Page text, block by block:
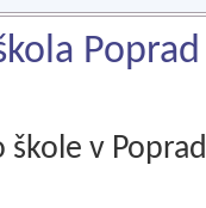
Poprad
škole v